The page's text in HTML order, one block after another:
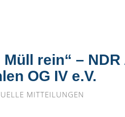
Müll rein“ –
OG IV e.V.
MITTEILUNGEN